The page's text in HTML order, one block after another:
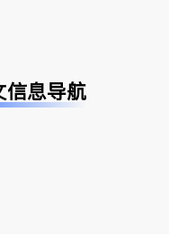
信息导航